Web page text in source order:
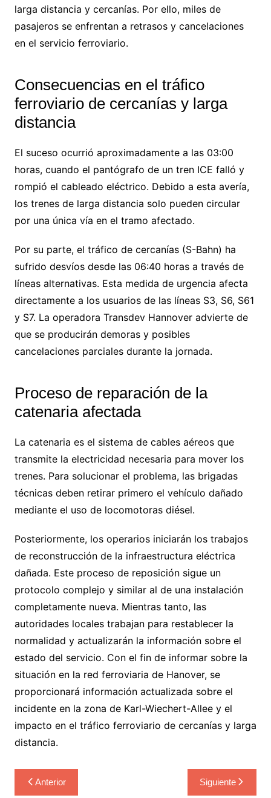
larga distancia y cercanías. Por ello, miles de
pasajeros se enfrentan a retrasos y cancelaciones
en el servicio ferroviario.
Consecuencias en el tráfico
ferroviario de cercanías y larga
distancia
El suceso ocurrió aproximadamente a las 03:00
horas, cuando el pantógrafo de un tren ICE falló y
rompió el cableado eléctrico. Debido a esta avería,
los trenes de larga distancia solo pueden circular
por una única vía en el tramo afectado.
Por su parte, el tráfico de cercanías (S-Bahn) ha
sufrido desvíos desde las 06:40 horas a través de
líneas alternativas. Esta medida de urgencia afecta
directamente a los usuarios de las líneas S3, S6, S61
y S7. La operadora Transdev Hannover advierte de
que se producirán demoras y posibles
cancelaciones parciales durante la jornada.
Proceso de reparación de la
catenaria afectada
La catenaria es el sistema de cables aéreos que
transmite la electricidad necesaria para mover los
trenes. Para solucionar el problema, las brigadas
técnicas deben retirar primero el vehículo dañado
mediante el uso de locomotoras diésel.
Posteriormente, los operarios iniciarán los trabajos
de reconstrucción de la infraestructura eléctrica
dañada. Este proceso de reposición sigue un
protocolo complejo y similar al de una instalación
completamente nueva. Mientras tanto, las
autoridades locales trabajan para restablecer la
normalidad y actualizarán la información sobre el
estado del servicio. Con el fin de informar sobre la
situación en la red ferroviaria de Hanover, se
proporcionará información actualizada sobre el
incidente en la zona de Karl-Wiechert-Allee y el
impacto en el tráfico ferroviario de cercanías y larga
distancia.
Navegación
Anterior Siguiente